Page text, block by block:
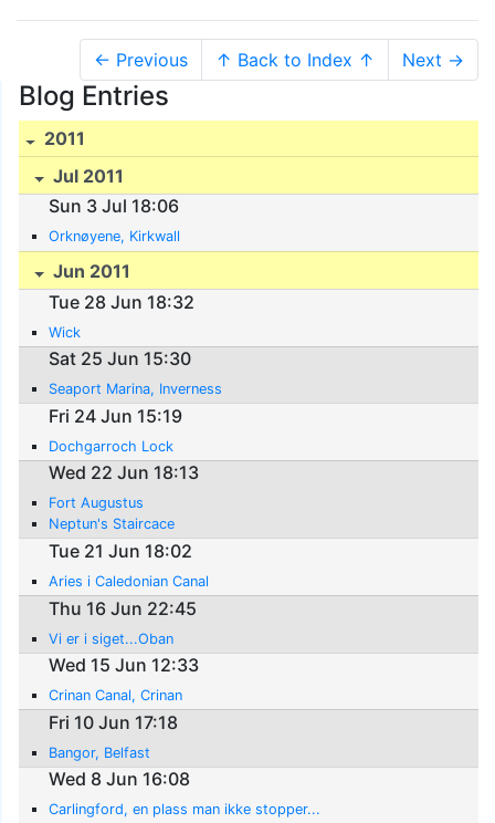
← Previous ↑ Back to Index ↑ Next →
Blog Entries
2011
Jul 2011
Sun 3 Jul 18:06
Orknøyene, Kirkwall
Jun 2011
Tue 28 Jun 18:32
Wick
Sat 25 Jun 15:30
Seaport Marina, Inverness
Fri 24 Jun 15:19
Dochgarroch Lock
Wed 22 Jun 18:13
Fort Augustus
Neptun's Staircace
Tue 21 Jun 18:02
Aries i Caledonian Canal
Thu 16 Jun 22:45
Vi er i siget...Oban
Wed 15 Jun 12:33
Crinan Canal, Crinan
Fri 10 Jun 17:18
Bangor, Belfast
Wed 8 Jun 16:08
Carlingford, en plass man ikke stopper...